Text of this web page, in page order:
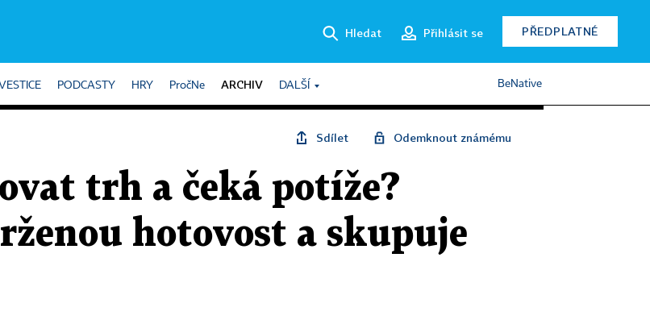
Hledat Přihlásit se PŘEDPLATNÉ
PODCASTY HRY PročNe ARCHIV DALŠÍ BeNative
Sdílet Odemknout známému
trh a čeká potíže?
hotovost a skupuje